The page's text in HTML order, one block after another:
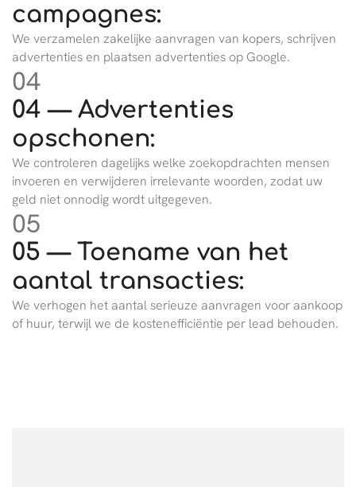
campagnes:
We verzamelen zakelijke aanvragen van kopers, schrijven
advertenties en plaatsen advertenties op Google.
04
04 — Advertenties
opschonen:
We controleren dagelijks welke zoekopdrachten mensen
invoeren en verwijderen irrelevante woorden, zodat uw
geld niet onnodig wordt uitgegeven.
05
05 — Toename van het
aantal transacties:
We verhogen het aantal serieuze aanvragen voor aankoop
of huur, terwijl we de kostenefficiëntie per lead behouden.